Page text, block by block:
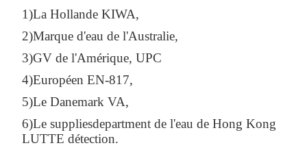
1)La Hollande KIWA,
2)Marque d'eau de l'Australie,
3)GV de l'Amérique, UPC
4)Européen EN-817,
5)Le Danemark VA,
6)Le suppliesdepartment de l'eau de Hong Kong
LUTTE détection.